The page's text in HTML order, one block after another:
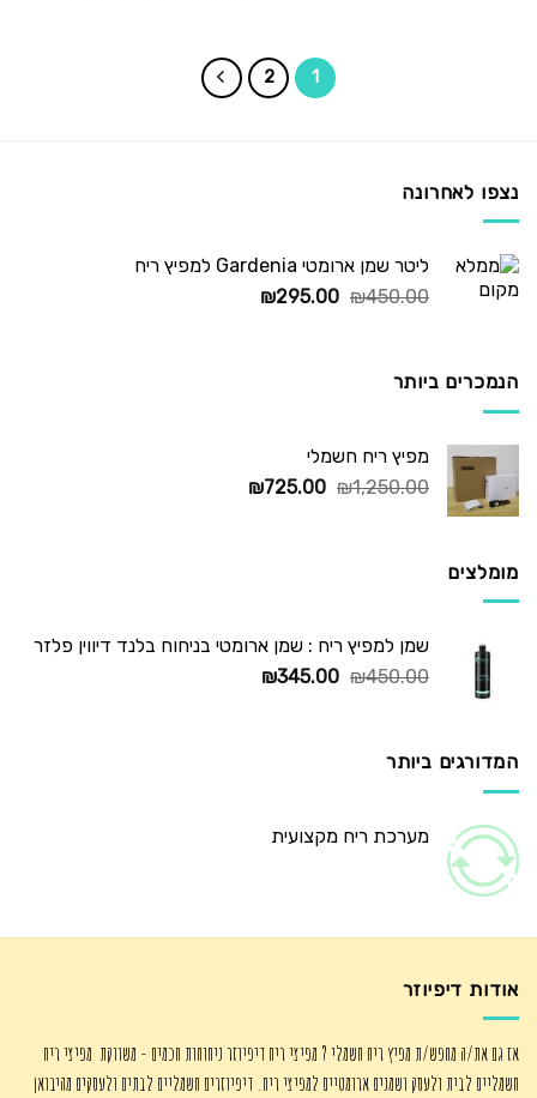
1
2
נצפו לאחרונה
ליטר שמן ארומטי Gardenia למפיץ ריח
₪450.00
המחיר
₪295.00
המחיר
הנמכרים ביותר
מפיץ ריח חשמלי
₪1,250.00
המחיר
₪725.00
המחיר
מומלצים
שמן למפיץ ריח : שמן ארומטי בניחוח בלנד דיווין פלזר
₪450.00
המחיר
₪345.00
המחיר
המדורגים ביותר
מערכת ריח מקצועית
אודות דיפיוזר
אז גם את/ה מחפש/ת מפיץ ריח חשמלי ? מפיצי ריח דיפיוזר ניחוחות חכמים - משווקת מפיצי ריח
חשמליים לבית ולעסק ושמנים ארומטיים למפיצי ריח. דיפיוזרים חשמליים לבתים ולעסקים מהיבואן